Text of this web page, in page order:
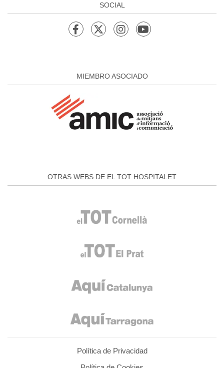
SOCIAL
MIEMBRO ASOCIADO
OTRAS WEBS DE EL TOT HOSPITALET
Política de Privacidad